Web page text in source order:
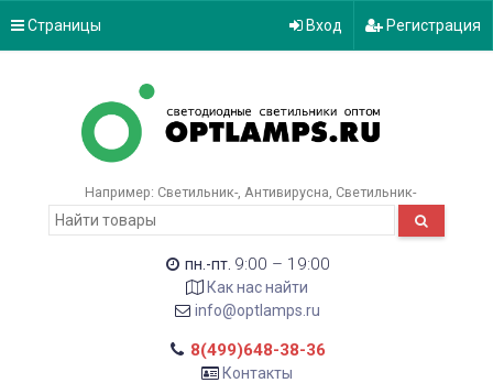
Страницы Вход Регистрация
Например: Светильник- Антивирусна Светильник-
пн.-пт. 9:00 – 19:00
Как нас найти
info@optlamps.ru
8(499)648-38-36
Контакты